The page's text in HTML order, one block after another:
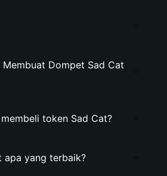
Membuat Dompet Sad Cat
token Sad Cat?
apa yang terbaik?